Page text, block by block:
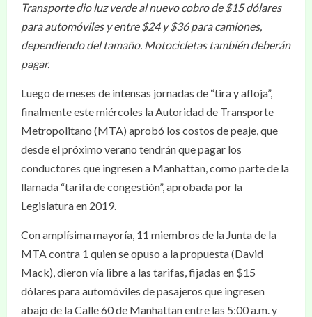
Transporte dio luz verde al nuevo cobro de $15 dólares
para automóviles y entre $24 y $36 para camiones,
dependiendo del tamaño. Motocicletas también deberán
pagar.
Luego de meses de intensas jornadas de “tira y afloja”,
finalmente este miércoles la Autoridad de Transporte
Metropolitano (MTA) aprobó los costos de peaje, que
desde el próximo verano tendrán que pagar los
conductores que ingresen a Manhattan, como parte de la
llamada “tarifa de congestión”, aprobada por la
Legislatura en 2019.
Con amplísima mayoría, 11 miembros de la Junta de la
MTA contra 1 quien se opuso a la propuesta (David
Mack), dieron vía libre a las tarifas, fijadas en $15
dólares para automóviles de pasajeros que ingresen
abajo de la Calle 60 de Manhattan entre las 5:00 a.m. y